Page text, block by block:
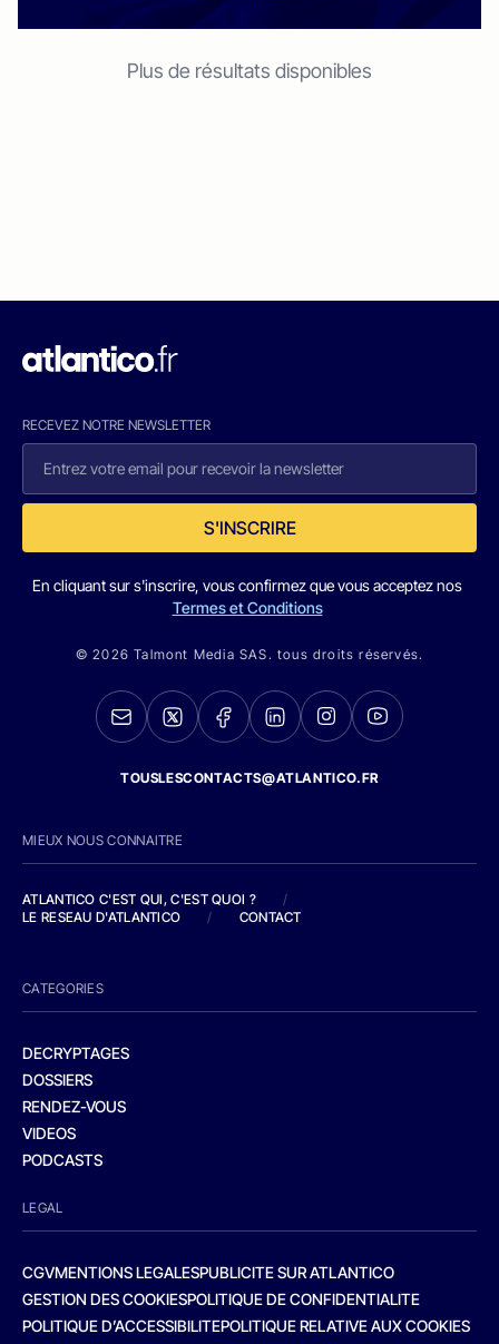
Plus de résultats disponibles
RECEVEZ NOTRE NEWSLETTER
S'INSCRIRE
En cliquant sur s'inscrire, vous confirmez que vous acceptez nos
Termes et Conditions
© 2026 Talmont Media SAS. tous droits réservés.
TOUSLESCONTACTS@ATLANTICO.FR
MIEUX NOUS CONNAITRE
ATLANTICO C'EST QUI, C'EST QUOI ?
/
LE RESEAU D'ATLANTICO
/ CONTACT
CATEGORIES
DECRYPTAGES
DOSSIERS
RENDEZ-VOUS
VIDEOS
PODCASTS
LEGAL
CGVMENTIONS LEGALESPUBLICITE SUR ATLANTICO
GESTION DES COOKIESPOLITIQUE DE CONFIDENTIALITE
POLITIQUE D’ACCESSIBILITEPOLITIQUE RELATIVE AUX COOKIES